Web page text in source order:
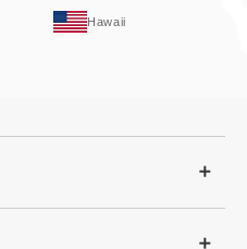
Hawaii